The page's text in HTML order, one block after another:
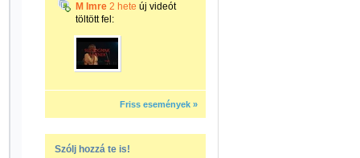
M Imre 2 hete új videót
töltött fel:
Friss események »
Szólj hozzá te is!